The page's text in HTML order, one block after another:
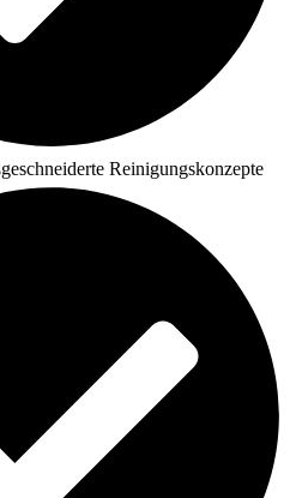
Reinigungskonzepte